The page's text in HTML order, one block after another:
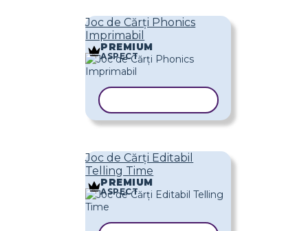
Joc de Cărți Phonics
Imprimabil
PREMIUM
ASPECT
Joc de Cărți Editabil
Telling Time
PREMIUM
ASPECT